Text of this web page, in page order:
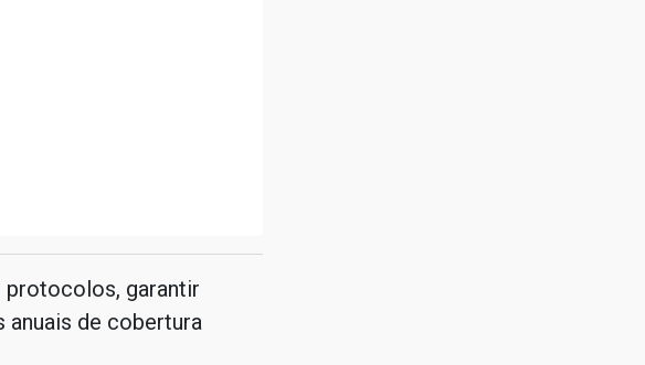
protocolos, garantir
de cobertura